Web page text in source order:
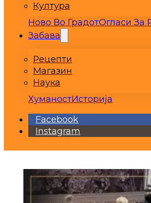
Култура
Ново Во ГрадотОгласи За
Забава
Рецепти
Магазин
Наука
ХуманостИсторија
Facebook
Instagram